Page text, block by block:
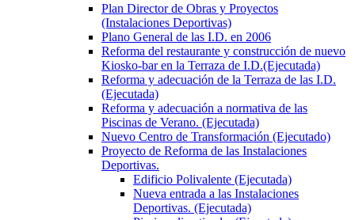
Plan Director de Obras y Proyectos
(Instalaciones Deportivas)
Plano General de las I.D. en 2006
Reforma del restaurante y construcción de nuevo
Kiosko-bar en la Terraza de I.D.(Ejecutada)
Reforma y adecuación de la Terraza de las I.D.
(Ejecutada)
Reforma y adecuación a normativa de las
Piscinas de Verano. (Ejecutada)
Nuevo Centro de Transformación (Ejecutado)
Proyecto de Reforma de las Instalaciones
Deportivas.
Edificio Polivalente (Ejecutada)
Nueva entrada a las Instalaciones
Deportivas. (Ejecutada)